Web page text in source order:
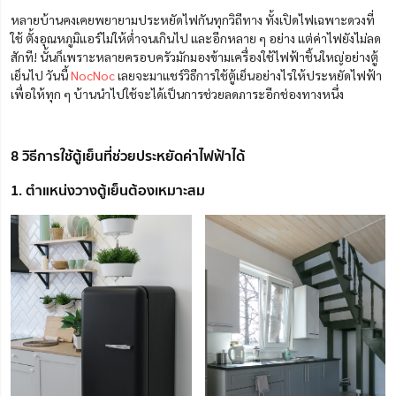
หลายบ้านคงเคยพยายามประหยัดไฟกันทุกวิถีทาง ทั้งเปิดไฟเฉพาะดวงที่
ใช้ ตั้งอุณหภูมิแอร์ไม่ให้ต่ำจนเกินไป และอีกหลาย ๆ อย่าง แต่ค่าไฟยังไม่ลด
สักที! นั้นก็เพราะหลายครอบครัวมักมองข้ามเครื่องใช้ไฟฟ้าชิ้นใหญ่อย่างตู้
เย็นไป วันนี้NocNocเลยจะมาแชร์วิธีการใช้ตู้เย็นอย่างไรให้ประหยัดไฟฟ้า
เพื่อให้ทุก ๆ บ้านนำไปใช้จะได้เป็นการช่วยลดภาระอีกช่องทางหนึ่ง
8 วิธีการใช้ตู้เย็นที่ช่วยประหยัดค่าไฟฟ้าได้
1. ตำแหน่งวางตู้เย็นต้องเหมาะสม